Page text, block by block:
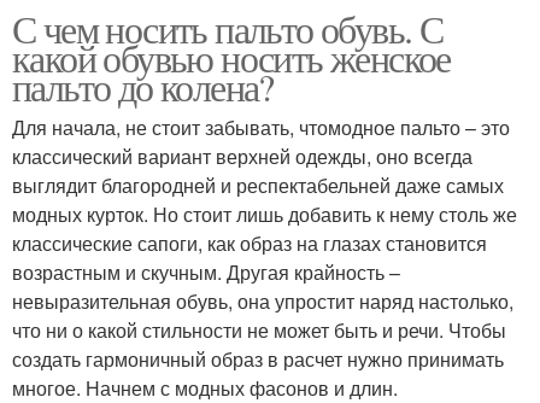
С чем носить пальто обувь. С
какой обувью носить женское
пальто до колена?
Для начала, не стоит забывать, чтомодное пальто – это
классический вариант верхней одежды, оно всегда
выглядит благородней и респектабельней даже самых
модных курток. Но стоит лишь добавить к нему столь же
классические сапоги, как образ на глазах становится
возрастным и скучным. Другая крайность –
невыразительная обувь, она упростит наряд настолько,
что ни о какой стильности не может быть и речи. Чтобы
создать гармоничный образ в расчет нужно принимать
многое. Начнем с модных фасонов и длин.